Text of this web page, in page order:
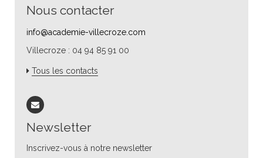
Nous contacter
info@academie-villecroze.com
Villecroze : 04 94 85 91 00
Tous les contacts
Newsletter
Inscrivez-vous à notre newsletter